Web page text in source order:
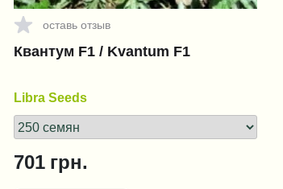
оставь отзыв
Квантум F1 / Kvantum F1
Libra Seeds
701грн.